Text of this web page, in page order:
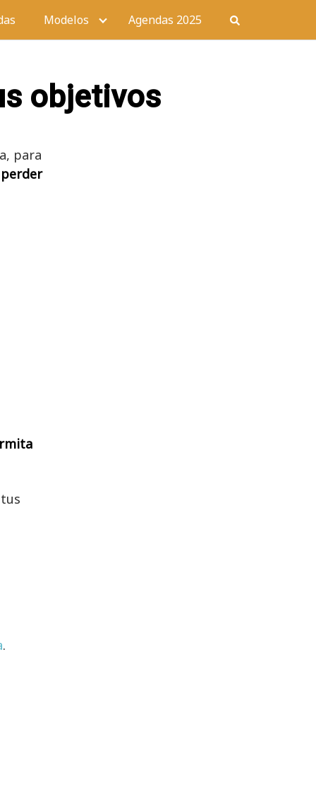
Modelos Agendas 2025
objetivos
para
.